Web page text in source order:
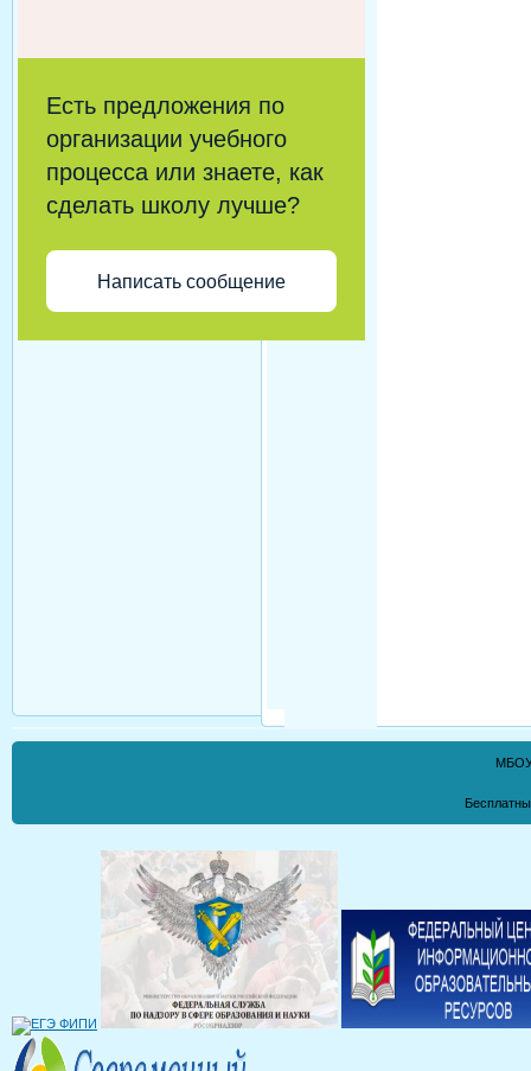
Есть предложения по
организации учебного
процесса или знаете, как
сделать школу лучше?
Написать сообщение